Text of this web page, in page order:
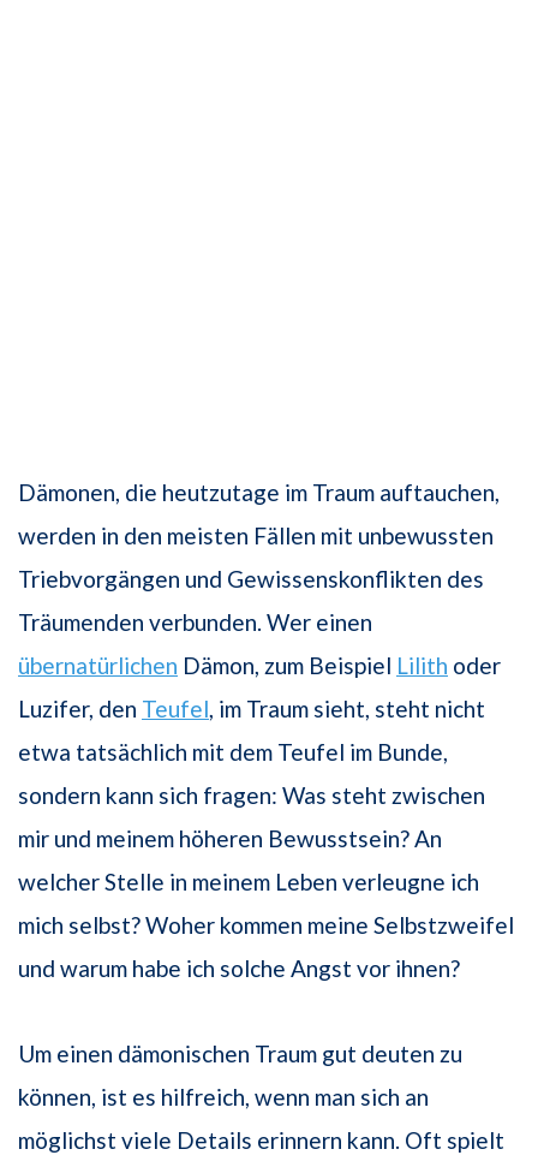
Dämonen, die heutzutage im Traum auftauchen,
werden in den meisten Fällen mit unbewussten
Triebvorgängen und Gewissenskonflikten des
Träumenden verbunden. Wer einen
übernatürlichen Dämon, zum Beispiel Lilith oder
Luzifer, den Teufel , im Traum sieht, steht nicht
etwa tatsächlich mit dem Teufel im Bunde,
sondern kann sich fragen: Was steht zwischen
mir und meinem höheren Bewusstsein? An
welcher Stelle in meinem Leben verleugne ich
mich selbst? Woher kommen meine Selbstzweifel
und warum habe ich solche Angst vor ihnen?
Um einen dämonischen Traum gut deuten zu
können, ist es hilfreich, wenn man sich an
möglichst viele Details erinnern kann. Oft spielt